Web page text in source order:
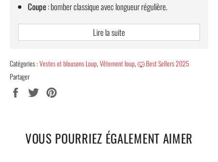
Coupe: bomber classique avec longueur régulière.
Fermeture: fermeture éclair pratique et durable.
Col: style mandarin pour une allure élégante.
Style: street fashion inspiré de l’univers hip-hop et moto.
Tailles disponibles
pour trouver votre taille idéale.
Lire la suite
Catégories :Vestes et blousons Loup,Vêtement loup,🐺 Best Sellers 2025
Partager
Partager Tweeter
VOUS POURRIEZ ÉGALEMENT AIMER